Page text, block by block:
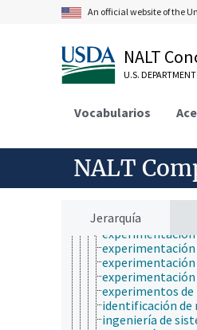
An official website of the
NALT
U.S.
Vocabularios
NALT
Jerarquía
estudios de
estudios de
estudios de
estudios
estudios in vivo
estudios
estudios
estudios
estudios
evaluación
expediciones
experimentación
experimentos
identificación de
ingeniería de